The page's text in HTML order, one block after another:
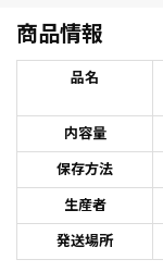
商品情報
品名
内容量
保存方法
生産者
発送場所